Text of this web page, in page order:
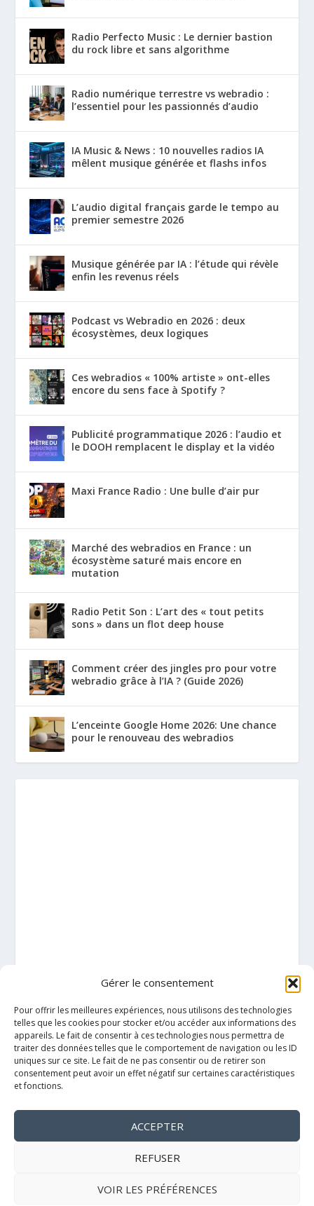
Gérer le consentement
Pour offrir les meilleures expériences, nous utilisons des technologies
telles que les cookies pour stocker et/ou accéder aux informations des
appareils. Le fait de consentir à ces technologies nous permettra de
traiter des données telles que le comportement de navigation ou les ID
uniques sur ce site. Le fait de ne pas consentir ou de retirer son
consentement peut avoir un effet négatif sur certaines caractéristiques
et fonctions.
ACCEPTER
REFUSER
VOIR LES PRÉFÉRENCES
Radio Perfecto Music : Le dernier bastion
du rock libre et sans algorithme
Radio numérique terrestre vs webradio :
l’essentiel pour les passionnés d’audio
IA Music & News : 10 nouvelles radios IA
mêlent musique générée et flashs infos
L’audio digital français garde le tempo au
premier semestre 2026
Musique générée par IA : l’étude qui révèle
enfin les revenus réels
Podcast vs Webradio en 2026 : deux
écosystèmes, deux logiques
Ces webradios « 100% artiste » ont-elles
encore du sens face à Spotify ?
Publicité programmatique 2026 : l’audio et
le DOOH remplacent le display et la vidéo
Maxi France Radio : Une bulle d’air pur
Marché des webradios en France : un
écosystème saturé mais encore en
mutation
Radio Petit Son : L’art des « tout petits
sons » dans un flot deep house
Comment créer des jingles pro pour votre
webradio grâce à l’IA ? (Guide 2026)
L’enceinte Google Home 2026: Une chance
pour le renouveau des webradios
Mentions légales
Politique de cookies